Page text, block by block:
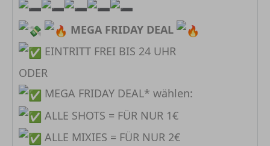
MEGA FRIDAY DEAL
EINTRITT FREI BIS 24 UHR
ODER
MEGA FRIDAY DEAL* wählen:
ALLE SHOTS = FÜR NUR 1€⠀
ALLE MIXIES = FÜR NUR 2€